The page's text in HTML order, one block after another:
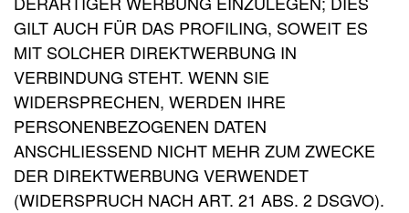
GILT AUCH FÜR DAS PROFILING, SOWEIT ES
MIT SOLCHER DIREKTWERBUNG IN
VERBINDUNG STEHT. WENN SIE
WIDERSPRECHEN, WERDEN IHRE
PERSONENBEZOGENEN DATEN
ANSCHLIESSEND NICHT MEHR ZUM ZWECKE
DER DIREKTWERBUNG VERWENDET
(WIDERSPRUCH NACH ART. 21 ABS. 2 DSGVO).